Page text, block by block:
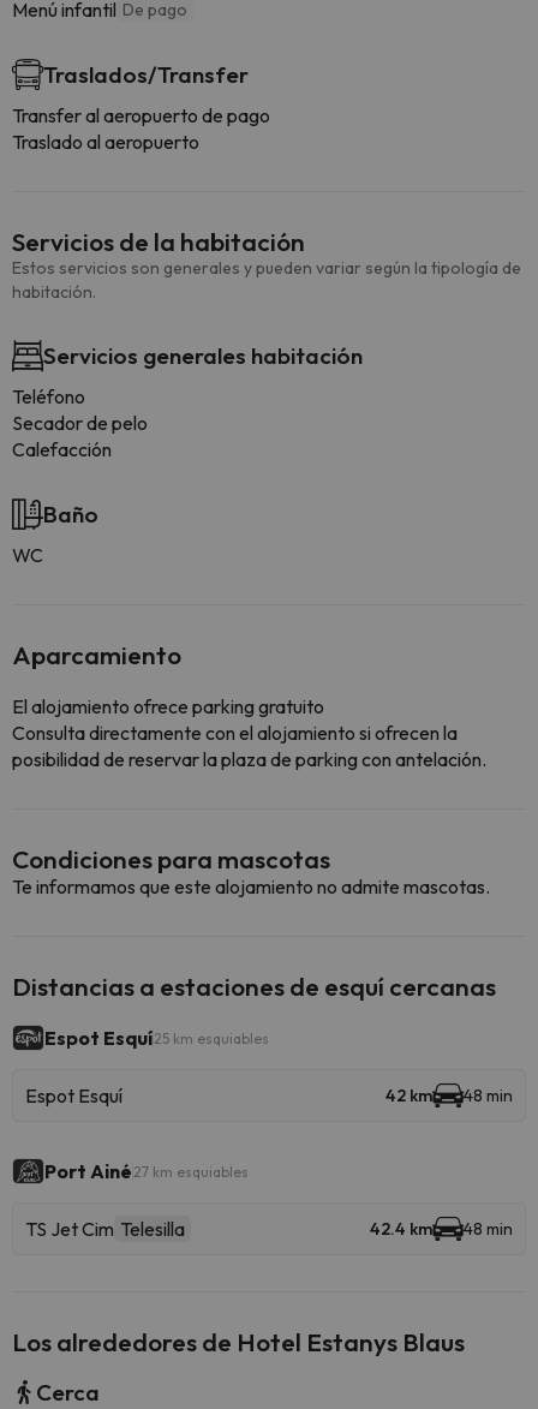
Menú infantil De pago
Traslados/Transfer
Transfer al aeropuerto de pago
Traslado al aeropuerto
Servicios de la habitación
Estos servicios son generales y pueden variar según la tipología de
habitación.
Servicios generales habitación
Teléfono
Secador de pelo
Calefacción
Baño
WC
Aparcamiento
El alojamiento ofrece parking gratuito
Consulta directamente con el alojamiento si ofrecen la
posibilidad de reservar la plaza de parking con antelación.
Condiciones para mascotas
Te informamos que este alojamiento no admite mascotas.
Distancias a estaciones de esquí cercanas
Espot Esquí25 km esquiables
Espot Esquí 42 km 48 min
Port Ainé 27 km esquiables
TS Jet Cim Telesilla 42.4 km 48 min
Los alrededores de Hotel Estanys Blaus
Cerca